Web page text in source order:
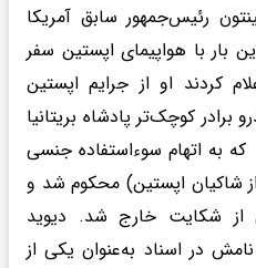
رئیس‌جمهور سابق آمریکا
بار با هواپیمای اپستین سفر
کردند او از جرایم اپستین
کوچک‌تر پادشاه بریتانیا
به اتهام سوءاستفاده جنسی
شاکیان اپستین) محکوم شد و
از شکایت خارج شد. دیوید
در اسناد به‌عنوان یکی از